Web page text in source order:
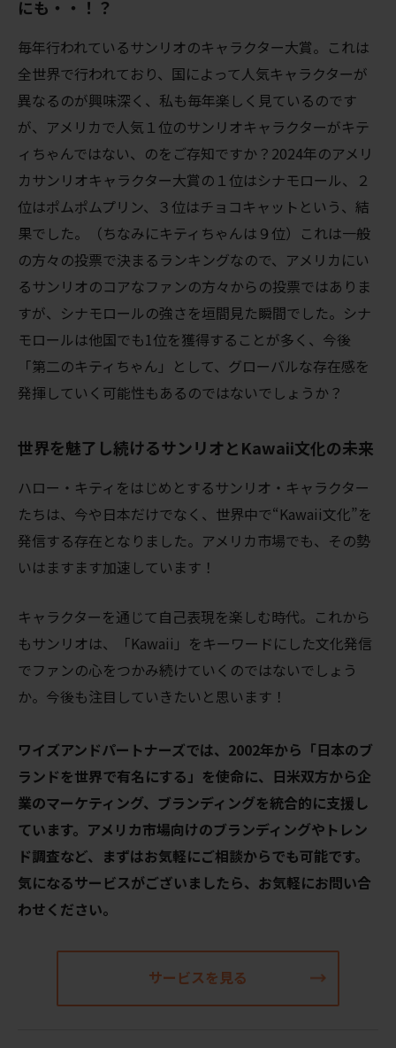
にも・・！？
毎年行われているサンリオのキャラクター大賞。これは
全世界で行われており、国によって人気キャラクターが
異なるのが興味深く、私も毎年楽しく見ているのです
が、アメリカで人気１位のサンリオキャラクターがキテ
ィちゃんではない、のをご存知ですか？2024年のアメリ
カサンリオキャラクター大賞の１位はシナモロール、２
位はポムポムプリン、３位はチョコキャットという、結
果でした。（ちなみにキティちゃんは９位）これは一般
の方々の投票で決まるランキングなので、アメリカにい
るサンリオのコアなファンの方々からの投票ではありま
すが、シナモロールの強さを垣間見た瞬間でした。シナ
モロールは他国でも1 位を獲得することが多く、今後
「第二のキティちゃん」として、グローバルな存在感を
発揮していく可能性もあるのではないでしょうか？
世界を魅了し続けるサンリオとKawaii文化の未来
ハロー・キティをはじめとするサンリオ・キャラクター
たちは、今や日本だけでなく、世界中で“Kawaii文化”を
発信する存在となりました。アメリカ市場でも、その勢
いはますます加速しています！
キャラクターを通じて自己表現を楽しむ時代。これから
もサンリオは、「Kawaii」をキーワードにした文化発信
でファンの心をつかみ続けていくのではないでしょう
か。今後も注目していきたいと思います！
ワイズアンドパートナーズでは、2002年から「日本のブ
ランドを世界で有名にする」を使命に、日米双方から企
業のマーケティング、ブランディングを統合的に支援し
ています。アメリカ市場向けのブランディングやトレン
ド調査など、まずはお気軽にご相談からでも可能です。
気になるサービスがございましたら、お気軽にお問い合
わせください。
サービスを見る